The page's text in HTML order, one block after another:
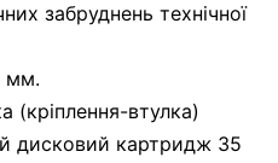
забруднень технічної
мм.
(кріплення-втулка)
дисковий картридж 35